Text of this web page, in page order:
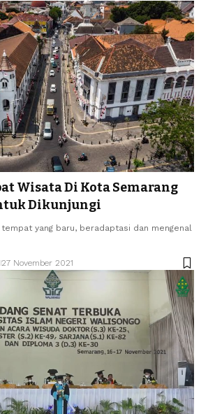
Wisata Di Kota Semarang
Dikunjungi
yang baru, beradaptasi dan mengenal
27 November 2021